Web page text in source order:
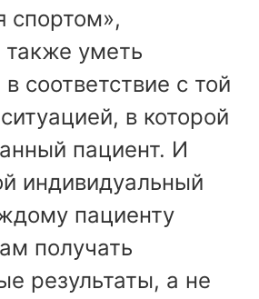
спортом»,
уметь
соответствие с той
в которой
пациент. И
индивидуальный
пациенту
получать
результаты, а не